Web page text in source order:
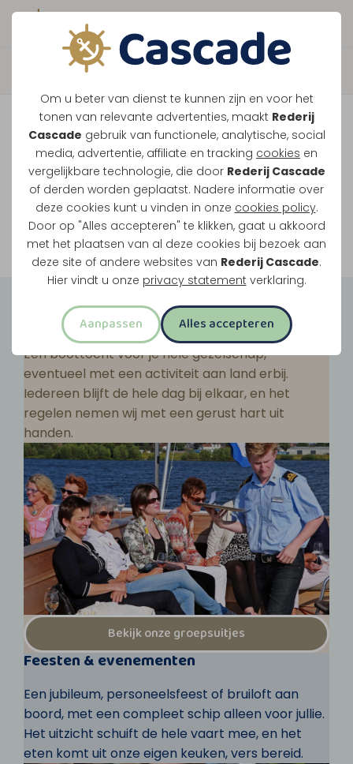
Om u beter van dienst te kunnen zijn en voor het
tonen van relevante advertenties, maakt Rederij
Cascade gebruik van functionele, analytische, social
media, advertentie, affiliate en tracking cookies en
vergelijkbare technologie, die door Rederij Cascade
of derden worden geplaatst. Nadere informatie over
deze cookies kunt u vinden in onze cookies policy.
Door op "Alles accepteren" te klikken, gaat u akkoord
met het plaatsen van al deze cookies bij bezoek aan
deze site of andere websites van Rederij Cascade.
Hier vindt u onze privacy statement verklaring.
Aanpassen Alles accepteren
Boek direct je vaart
Vaar je mee over de
Maasplassen?
Ondanks de lage waterstanden gaan
onze vaarten gewoon door.
Bekijk onze rondvaarten
Groepsuitjes
Een boottocht voor je hele gezelschap,
eventueel met een activiteit aan land erbij.
Iedereen blijft de hele dag bij elkaar, en het
regelen nemen wij met een gerust hart uit
handen.
Bekijk onze groepsuitjes
Feesten & evenementen
Een jubileum, personeelsfeest of bruiloft aan
boord, met een compleet schip alleen voor jullie.
Het uitzicht schuift de hele vaart mee, en het
eten komt uit onze eigen keuken, vers bereid.